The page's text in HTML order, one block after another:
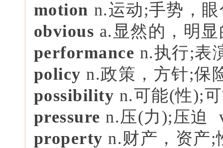
motion n.运动;手势，
obvious a.显然的，明显
performance n.执行;表
policy n.政策，方针;保
possibility n.可能(性);
pressure n.压(力);压迫
propertyn.财产，资产;